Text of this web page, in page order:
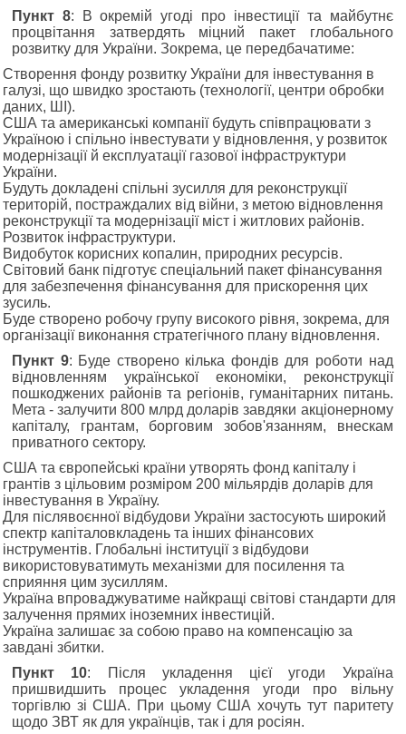
Пункт 8: В окремій угоді про інвестиції та майбутнє
процвітання затвердять міцний пакет глобального
розвитку для України. Зокрема, це передбачатиме:
Створення фонду розвитку України для інвестування в
галузі, що швидко зростають (технології, центри обробки
даних, ШІ).
США та американські компанії будуть співпрацювати з
Україною і спільно інвестувати у відновлення, у розвиток
модернізації й експлуатації газової інфраструктури
України.
Будуть докладені спільні зусилля для реконструкції
територій, постраждалих від війни, з метою відновлення
реконструкції та модернізації міст і житлових районів.
Розвиток інфраструктури.
Видобуток корисних копалин, природних ресурсів.
Світовий банк підготує спеціальний пакет фінансування
для забезпечення фінансування для прискорення цих
зусиль.
Буде створено робочу групу високого рівня, зокрема, для
організації виконання стратегічного плану відновлення.
Пункт 9: Буде створено кілька фондів для роботи над
відновленням української економіки, реконструкції
пошкоджених районів та регіонів, гуманітарних питань.
Мета - залучити 800 млрд доларів завдяки акціонерному
капіталу, грантам, борговим зобов'язанням, внескам
приватного сектору.
США та європейські країни утворять фонд капіталу і
грантів з цільовим розміром 200 мільярдів доларів для
інвестування в Україну.
Для післявоєнної відбудови України застосують широкий
спектр капіталовкладень та інших фінансових
інструментів. Глобальні інституції з відбудови
використовуватимуть механізми для посилення та
сприяння цим зусиллям.
Україна впроваджуватиме найкращі світові стандарти для
залучення прямих іноземних інвестицій.
Україна залишає за собою право на компенсацію за
завдані збитки.
Пункт 10: Після укладення цієї угоди Україна
пришвидшить процес укладення угоди про вільну
торгівлю зі США. При цьому США хочуть тут паритету
щодо ЗВТ як для українців, так і для росіян.